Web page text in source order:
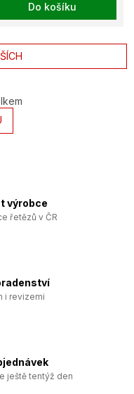
Do košíku
výrobce
řetězů v ČR
i revizemi
ještě tentýž den